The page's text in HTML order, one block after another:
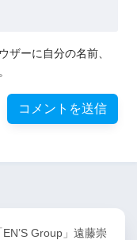
ザーに自分の名前、
Group」遠藤崇